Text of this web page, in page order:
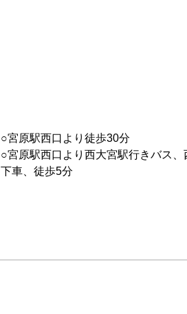
○宮原駅西口より徒歩30分
○宮原駅西口より西大宮駅行きバス
下車、徒歩5分